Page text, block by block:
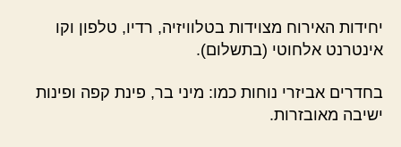
יחידות האירוח מצוידות בטלוויזיה, רדיו, טלפון וקו
אינטרנט אלחוטי (בתשלום).
בחדרים אביזרי נוחות כמו: מיני בר, פינת קפה ופינות
ישיבה מאובזרות.